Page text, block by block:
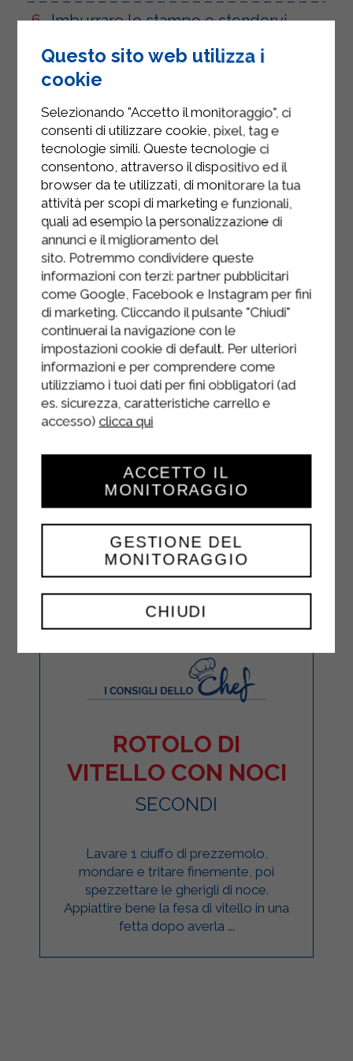
Imburrare lo stampo e stendervi
Versare il ripieno di ricotta e spinaci
facendole sprofondare nel composto
e spennellare con il formaggio
grattugiato.
Coprire lo stampo con il secondo
foglio di pasta sfoglia, sigillare i
bordi ed eliminare la pasta in
eccesso.
Cuocere in forno caldo preriscaldato
per circa 60 minuti a 180°.
ROTOLO DI
VITELLO CON NOCI
SECONDI
Lavare 1 ciuffo di prezzemolo,
mondare e tritare finemente, poi
spezzettare le gherigli di noce.
Appiattire bene la fesa di vitello in una
fetta dopo averla ...
Questo sito web utilizza i
cookie
Selezionando "Accetto il monitoraggio", ci
consenti di utilizzare cookie, pixel, tag e
tecnologie simili. Queste tecnologie ci
consentono, attraverso il dispositivo ed il
browser da te utilizzati, di monitorare la tua
attività per scopi di marketing e funzionali,
quali ad esempio la personalizzazione di
annunci e il miglioramento del
sito. Potremmo condividere queste
informazioni con terzi: partner pubblicitari
come Google, Facebook e Instagram per fini
di marketing. Cliccando il pulsante "Chiudi"
continuerai la navigazione con le
impostazioni cookie di default. Per ulteriori
informazioni e per comprendere come
utilizziamo i tuoi dati per fini obbligatori (ad
es. sicurezza, caratteristiche carrello e
accesso) clicca qui
CHIUDI
GESTIONE DEL
MONITORAGGIO
ACCETTO IL
MONITORAGGIO